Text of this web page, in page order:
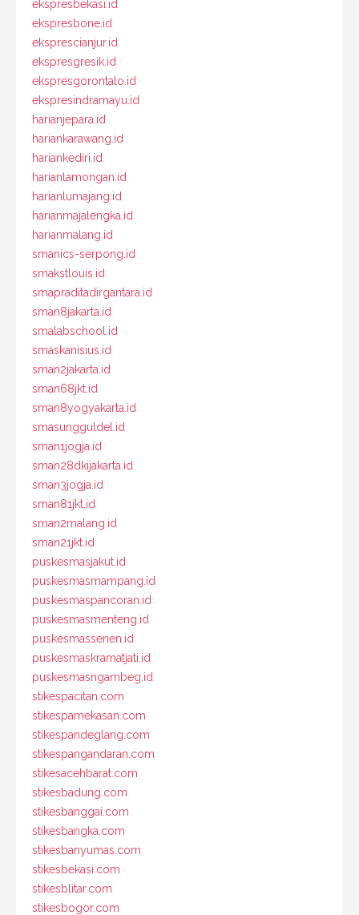
ekspresbekasi.id
ekspresbone.id
eksprescianjur.id
ekspresgresik.id
ekspresgorontalo.id
ekspresindramayu.id
harianjepara.id
hariankarawang.id
hariankediri.id
harianlamongan.id
harianlumajang.id
harianmajalengka.id
harianmalang.id
smanics-serpong.id
smakstlouis.id
smapraditadirgantara.id
sman8jakarta.id
smalabschool.id
smaskanisius.id
sman2jakarta.id
sman68jkt.id
sman8yogyakarta.id
smasungguldel.id
sman1jogja.id
sman28dkijakarta.id
sman3jogja.id
sman81jkt.id
sman2malang.id
sman21jkt.id
puskesmasjakut.id
puskesmasmampang.id
puskesmaspancoran.id
puskesmasmenteng.id
puskesmassenen.id
puskesmaskramatjati.id
puskesmasngambeg.id
stikespacitan.com
stikespamekasan.com
stikespandeglang.com
stikespangandaran.com
stikesacehbarat.com
stikesbadung.com
stikesbanggai.com
stikesbangka.com
stikesbanyumas.com
stikesbekasi.com
stikesblitar.com
stikesbogor.com